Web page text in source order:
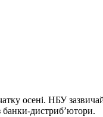
осені. НБУ
банки-дистриб’ютори.